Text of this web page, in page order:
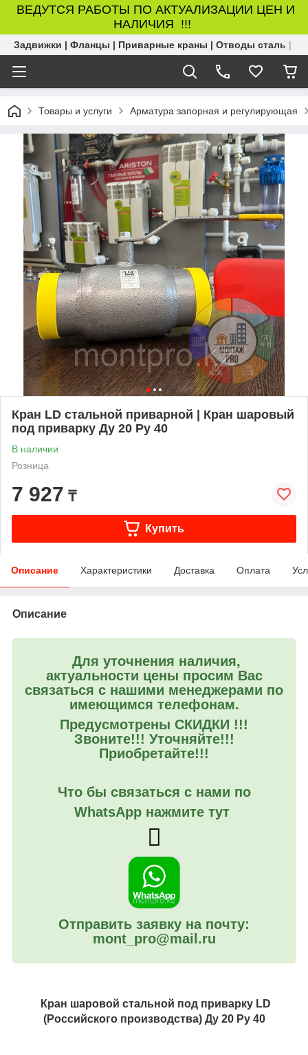
ВЕДУТСЯ РАБОТЫ ПО АКТУАЛИЗАЦИИ ЦЕН И
НАЛИЧИЯ !!!
Задвижки | Фланцы | Приварные краны | Отводы сталь |
Товары и услуги Арматура запорная и регулирующая
Кран LD стальной приварной | Кран шаровый
под приварку Ду 20 Ру 40
В наличии
Розница
7 927 ₸
Купить
Описание Характеристики Доставка Оплата
Описание
Для уточнения наличия,
актуальности цены просим Вас
связаться с нашими менеджерами по
имеющимся телефонам.
Предусмотрены СКИДКИ !!!
Звоните!!! Уточняйте!!!
Приобретайте!!!
Что бы связаться с нами по
WhatsApp нажмите тут
Отправить заявку на почту:
mont_pro@mail.ru
Кран шаровой стальной под приварку LD
(Российского производства) Ду 20 Ру 40